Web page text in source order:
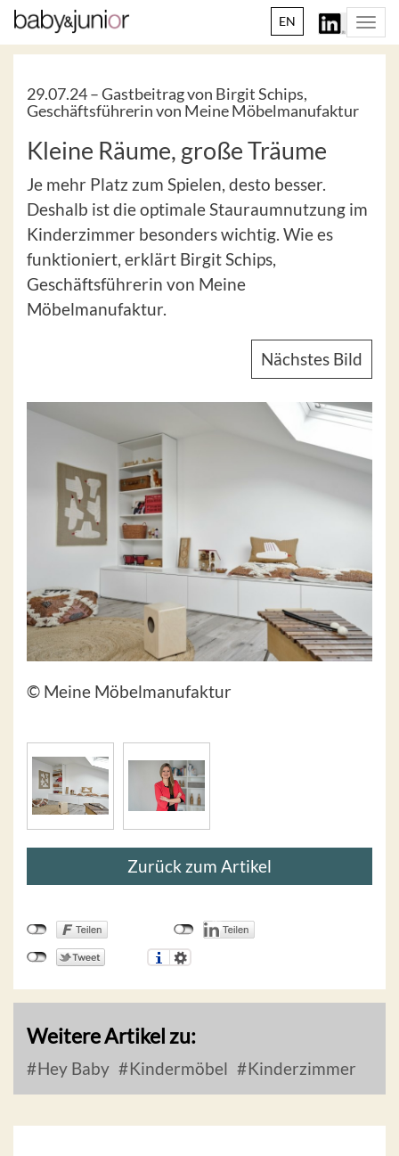
EN
29.07.24 –Gastbeitrag von Birgit Schips,
Geschäftsführerin von Meine Möbelmanufaktur
Kleine Räume, große Träume
Je mehr Platz zum Spielen, desto besser.
Deshalb ist die optimale Stauraumnutzung im
Kinderzimmer besonders wichtig. Wie es
funktioniert, erklärt Birgit Schips,
Geschäftsführerin von Meine
Möbelmanufaktur.
Nächstes Bild
© Meine Möbelmanufaktur
Zurück zum Artikel
Weitere Artikel zu:
Hey Baby Kindermöbel Kinderzimmer